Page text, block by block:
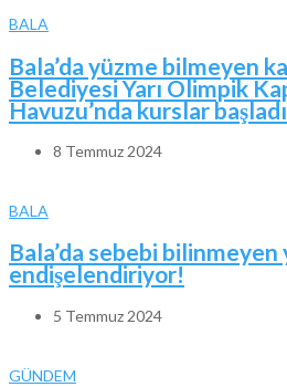
BALA
Bala’da yüzme bilmeyen
Belediyesi Yarı Olimpik
Havuzu’nda kurslar
8 Temmuz 2024
BALA
Bala’da sebebi bilinmeyen
endişelendiriyor!
5 Temmuz 2024
GÜNDEM